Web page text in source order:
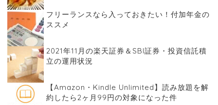
フリーランスなら入っておきたい！付加年金の
ススメ
2021年11月の楽天証券＆SBI証券・投資信託積
立の運用状況
【Amazon・Kindle Unlimited】読み放題を解
約したら2ヶ月99円の対象になった件